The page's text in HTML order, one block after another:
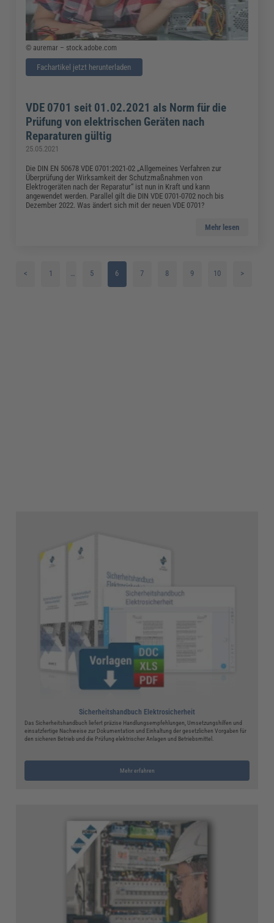
© auremar – stock.adobe.com
Fachartikel jetzt herunterladen
VDE 0701 seit 01.02.2021 als Norm für die
Prüfung von elektrischen Geräten nach
Reparaturen gültig
25.05.2021
Die DIN EN 50678 VDE 0701:2021-02 „Allgemeines Verfahren zur
Überprüfung der Wirksamkeit der Schutzmaßnahmen von
Elektrogeräten nach der Reparatur“ ist nun in Kraft und kann
angewendet werden. Parallel gilt die DIN VDE 0701-0702 noch bis
Dezember 2022. Was ändert sich mit der neuen VDE 0701?
Mehr lesen
< 1 … 5 6 7 8 9 10 >
Sicherheitshandbuch Elektrosicherheit
Das Sicherheitshandbuch liefert präzise Handlungsempfehlungen, Umsetzungshilfen und
einsatzfertige Nachweise zur Dokumentation und Einhaltung der gesetzlichen Vorgaben für
den sicheren Betrieb und die Prüfung elektrischer Anlagen und Betriebsmittel.
Mehr erfahren